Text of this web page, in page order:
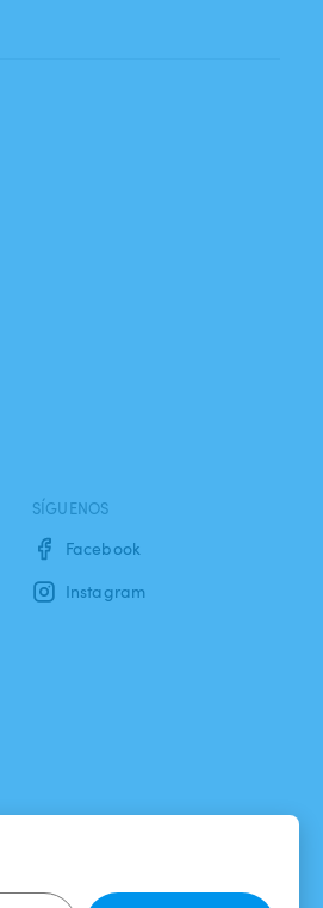
SÍGUENOS
Facebook
Instagram